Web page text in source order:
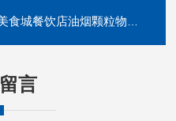
饮店油烟颗粒物排污监测系统
言